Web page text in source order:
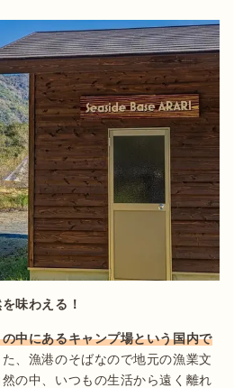
味わえる！
中にあるキャンプ場という国内で
、漁港のそばなので地元の漁業文
の中、いつもの生活から遠く離れ